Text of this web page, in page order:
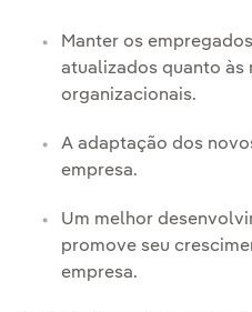
Manter os
atualizados quanto às
organizacionais.
A adaptação dos
empresa.
Um melhor
promove seu
empresa.